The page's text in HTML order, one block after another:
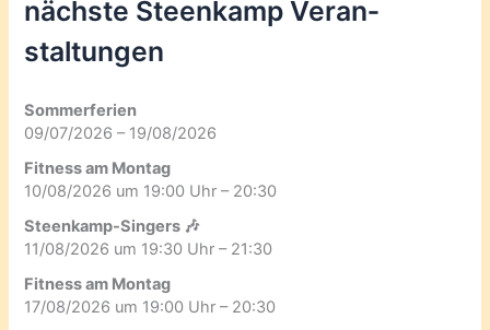
nächste Steenkamp Veran­
staltungen
Sommerferien
09/07/2026 – 19/08/2026
Fitness am Montag
10/08/2026 um 19:00 Uhr – 20:30
Steenkamp-Singers 🎶
11/08/2026 um 19:30 Uhr – 21:30
Fitness am Montag
17/08/2026 um 19:00 Uhr – 20:30